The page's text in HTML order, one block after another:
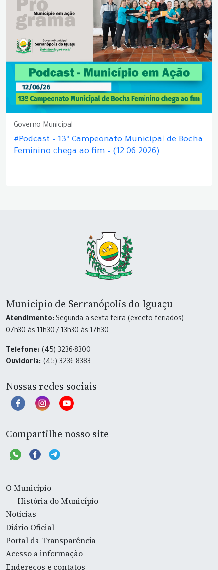
Governo Municipal
#Podcast – 13º Campeonato Municipal de Bocha
Feminino chega ao fim – (12.06.2026)
Município de Serranópolis do Iguaçu
Atendimento: Segunda a sexta-feira (exceto feriados)
07h30 às 11h30 / 13h30 às 17h30
Telefone: (45) 3236-8300
Ouvidoria: (45) 3236-8383
Nossas redes sociais
Compartilhe nosso site
O Município
História do Município
Notícias
Diário Oficial
Portal da Transparência
Acesso a informação
Endereços e contatos